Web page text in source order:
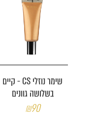
שימר נוזלי CS - קיים
בשלושה גוונים
₪90